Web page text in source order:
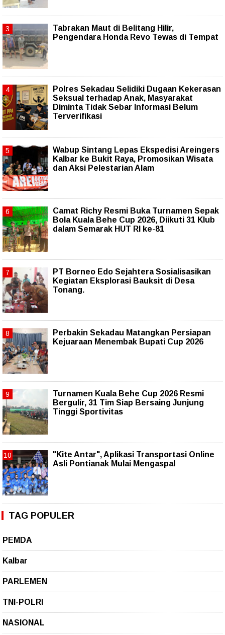
Tabrakan Maut di Belitang Hilir,
Pengendara Honda Revo Tewas di Tempat
Polres Sekadau Selidiki Dugaan Kekerasan
Seksual terhadap Anak, Masyarakat
Diminta Tidak Sebar Informasi Belum
Terverifikasi
Wabup Sintang Lepas Ekspedisi Areingers
Kalbar ke Bukit Raya, Promosikan Wisata
dan Aksi Pelestarian Alam
Camat Richy Resmi Buka Turnamen Sepak
Bola Kuala Behe Cup 2026, Diikuti 31 Klub
dalam Semarak HUT RI ke-81
PT Borneo Edo Sejahtera Sosialisasikan
Kegiatan Eksplorasi Bauksit di Desa
Tonang.
Perbakin Sekadau Matangkan Persiapan
Kejuaraan Menembak Bupati Cup 2026
Turnamen Kuala Behe Cup 2026 Resmi
Bergulir, 31 Tim Siap Bersaing Junjung
Tinggi Sportivitas
"Kite Antar", Aplikasi Transportasi Online
Asli Pontianak Mulai Mengaspal
TAG POPULER
PEMDA
Kalbar
PARLEMEN
TNI-POLRI
NASIONAL